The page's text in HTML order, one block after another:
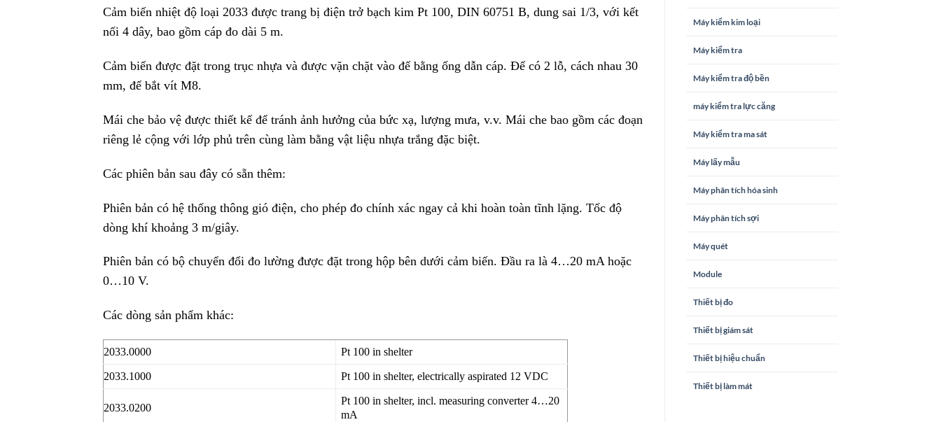
Máy kiểm kim loại
Máy kiểm tra
Máy kiểm tra độ bền
máy kiểm tra lực căng
Máy kiểm tra ma sát
Máy lấy mẫu
Máy phân tích hóa sinh
Máy phân tích sợi
Máy quét
Module
Thiết bị đo
Thiết bị giám sát
Thiết bị hiệu chuẩn
Thiết bị làm mát
Cảm biến nhiệt độ loại 2033 được trang bị điện trở bạch kim Pt 100, DIN 60751 B, dung sai 1/3, với kết
nối 4 dây, bao gồm cáp đo dài 5 m.
Cảm biến được đặt trong trục nhựa và được vặn chặt vào đế bằng ống dẫn cáp. Đế có 2 lỗ, cách nhau 30
mm, để bắt vít M8.
Mái che bảo vệ được thiết kế để tránh ảnh hưởng của bức xạ, lượng mưa, v.v. Mái che bao gồm các đoạn
riêng lẻ cộng với lớp phủ trên cùng làm bằng vật liệu nhựa trắng đặc biệt.
Các phiên bản sau đây có sẵn thêm:
Phiên bản có hệ thống thông gió điện, cho phép đo chính xác ngay cả khi hoàn toàn tĩnh lặng. Tốc độ
dòng khí khoảng 3 m/giây.
Phiên bản có bộ chuyển đổi đo lường được đặt trong hộp bên dưới cảm biến. Đầu ra là 4…20 mA hoặc
0…10 V.
Các dòng sản phẩm khác:
2033.0000 Pt 100 in shelter
2033.1000 Pt 100 in shelter, electrically aspirated 12 VDC
2033.0200
Pt 100 in shelter, incl. measuring converter 4…20
mA